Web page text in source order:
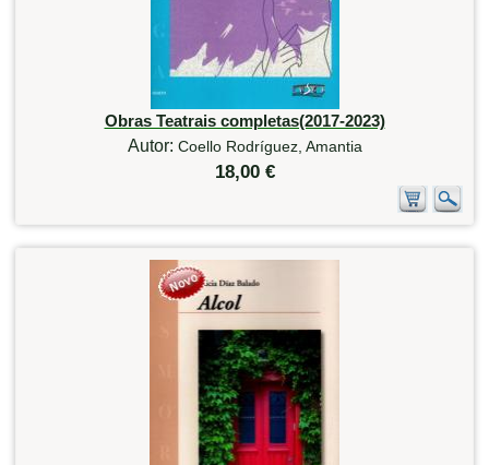
Obras Teatrais completas(2017-2023)
Autor: Coello Rodríguez, Amantia
18,00 €